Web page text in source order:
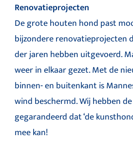
Renovatieprojecten
De grote houten hond past
bijzondere renovatieprojecten
der jaren hebben uitgevoerd.
weer in elkaar gezet. Met de
binnen- en buitenkant is
wind beschermd. Wij hebben
gegarandeerd dat ‘de
mee kan!